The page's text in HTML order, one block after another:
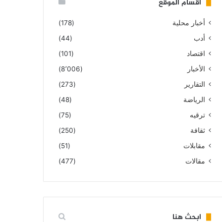
أقسام الموقع
أخبار محلية
(178)
أدب
(44)
اقتصاد
(101)
الأخبار
(8٬006)
التقارير
(273)
الرياضة
(48)
ترقيه
(75)
ثقافة
(250)
مقابلات
(51)
مقالات
(477)
ابحث هنا